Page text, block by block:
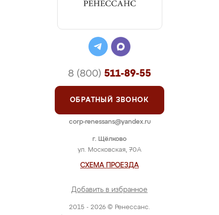
2015 - 2026 © Ренессанс.
г. Щёлково
ул. Московская, 70А
СХЕМА ПРОЕЗДА
Добавить в избранное
8 (800) 511-89-55
ОБРАТНЫЙ ЗВОНОК
corp-renessans@yandex.ru